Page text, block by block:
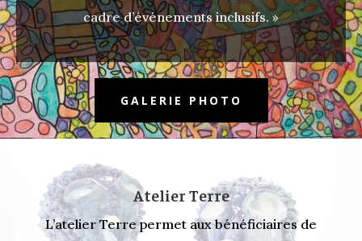
cadre d’événements inclusifs. »
GALERIE PHOTO
Atelier Terre
L’atelier Terre permet aux bénéficiaires de